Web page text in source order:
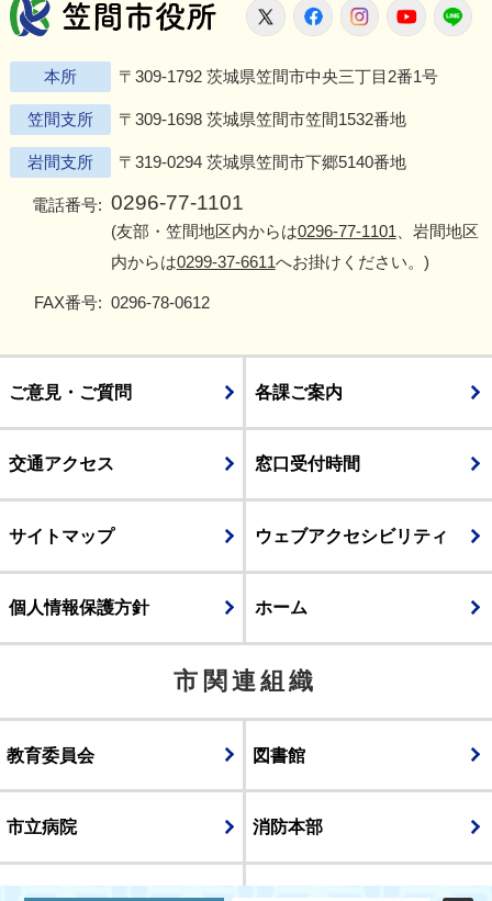
笠間市役所
X FacebookInstagram
本所 〒309-1792 茨城県笠間市中央三丁目2番1号
笠間支所 〒309-1698 茨城県笠間市笠間1532番地
岩間支所 〒319-0294 茨城県笠間市下郷5140番地
電話番号: 0296-77-1101
(友部・笠間地区内からは0296-77-1101 、岩間地区
内からは0299-37-6611へお掛けください。)
FAX番号: 0296-78-0612
ご意見・ご質問 各課ご案内
交通アクセス 窓口受付時間
サイトマップ ウェブアクセシビリティ
個人情報保護方針 ホーム
市関連組織
教育委員会 図書館
市立病院 消防本部